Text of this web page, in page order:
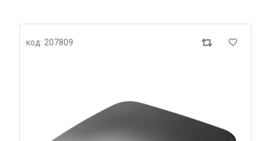
код: 207809